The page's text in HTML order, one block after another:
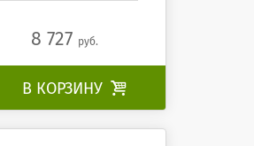
8 727 руб.
В КОРЗИНУ 